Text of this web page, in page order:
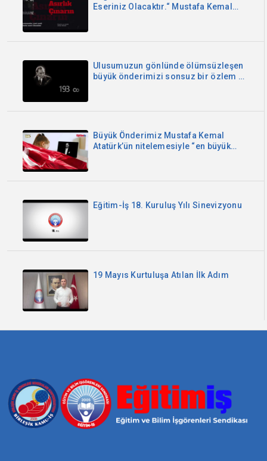
Eseriniz Olacaktır.“ Mustafa Kemal
Ulusumuzun gönlünde ölümsüzleşen
büyük önderimizi sonsuz bir özlem ve
Büyük Önderimiz Mustafa Kemal
Atatürk’ün nitelemesiyle “en büyük
Eğitim-İş 18. Kuruluş Yılı Sinevizyonu
19 Mayıs Kurtuluşa Atılan İlk Adım